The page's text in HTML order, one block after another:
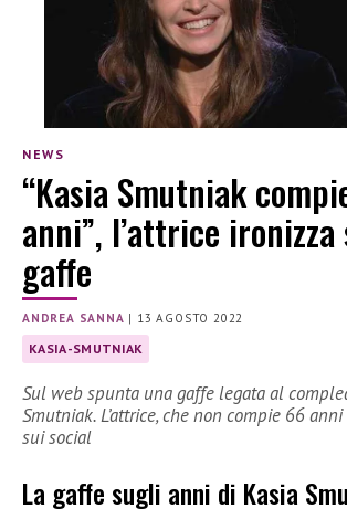
NEWS
“Kasia Smutniak
anni”, l’attrice ironizza
gaffe
ANDREA SANNA | 13 AGOSTO 2022
KASIA-SMUTNIAK
Sul web spunta una gaffe legata al
Smutniak. L’attrice, che non compie 66
sui social
La gaffe sugli anni di Kasia